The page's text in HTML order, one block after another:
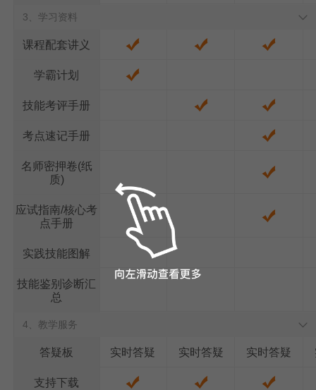
3、学习资料
课程配套讲义
学霸计划
技能考评手册
考点速记手册
名师密押卷(纸
质)
应试指南/核心考
点手册
实践技能图解
技能鉴别诊断汇
总
4、教学服务
答疑板
支持下载
实时答疑 实时答疑 实时答疑